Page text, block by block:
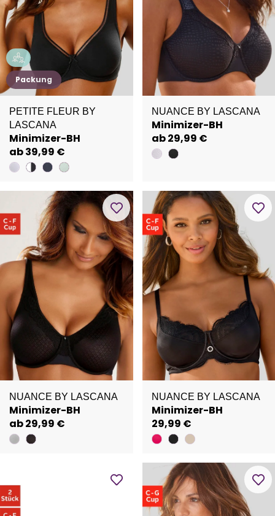
Packung
PETITE FLEUR BY
LASCANA
Minimizer-BH
ab 39,99 €
NUANCE BY LASCANA
Minimizer-BH
ab 29,99 €
NUANCE BY LASCANA
Minimizer-BH
ab 29,99 €
NUANCE BY LASCANA
Minimizer-BH
29,99 €